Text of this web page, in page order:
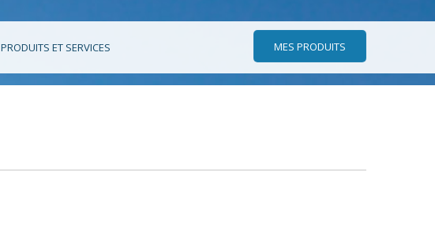
PRODUITS ET SERVICES MES PRODUITS